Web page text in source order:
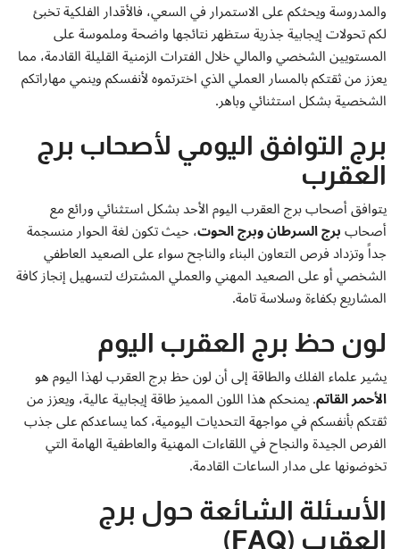
والمدروسة ويحثكم على الاستمرار في السعي، فالأقدار الفلكية تخبئ
لكم تحولات إيجابية جذرية ستظهر نتائجها واضحة وملموسة على
المستويين الشخصي والمالي خلال الفترات الزمنية القليلة القادمة، مما
يعزز من ثقتكم بالمسار العملي الذي اخترتموه لأنفسكم وينمي مهاراتكم
الشخصية بشكل استثنائي وباهر.
برج التوافق اليومي لأصحاب برج
العقرب
يتوافق أصحاب برج العقرب اليوم الأحد بشكل استثنائي ورائع مع
أصحاببرج السرطان وبرج الحوت، حيث تكون لغة الحوار منسجمة
جداً وتزداد فرص التعاون البناء والناجح سواء على الصعيد العاطفي
الشخصي أو على الصعيد المهني والعملي المشترك لتسهيل إنجاز كافة
المشاريع بكفاءة وسلاسة تامة.
لون حظ برج العقرب اليوم
يشير علماء الفلك والطاقة إلى أن لون حظ برج العقرب لهذا اليوم هو
الأحمر القاتم. يمنحكم هذا اللون المميز طاقة إيجابية عالية، ويعزز من
ثقتكم بأنفسكم في مواجهة التحديات اليومية، كما يساعدكم على جذب
الفرص الجيدة والنجاح في اللقاءات المهنية والعاطفية الهامة التي
تخوضونها على مدار الساعات القادمة.
الأسئلة الشائعة حول برج
العقرب (FAQ)